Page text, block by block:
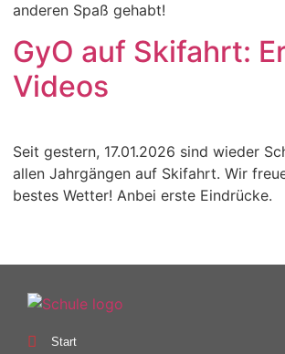
anderen Spaß gehabt!
GyO auf Skifahrt:
Videos
Seit gestern, 17.01.2026 sind wieder
allen Jahrgängen auf Skifahrt. Wir
bestes Wetter! Anbei erste Eindrücke.
Start